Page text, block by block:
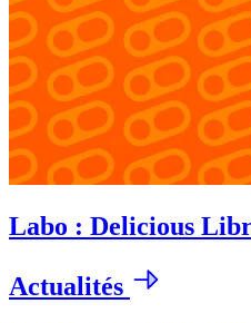
Labo : Delicious
Actualités